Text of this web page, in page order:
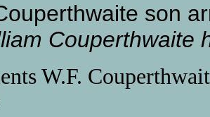
son
Couperthwaite
W.F.